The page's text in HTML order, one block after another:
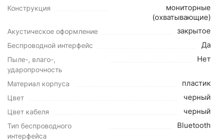
Конструкция
мониторные
(охватывающие)
Акустическое оформление закрытое
Беспроводной интерфейс Да
Пыле-, влаго-,
ударопрочность
Нет
Материал корпуса пластик
Цвет черный
Цвет кабеля черный
Тип беспроводного
интерфейса
Bluetooth